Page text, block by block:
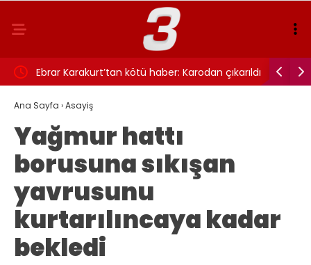
Ebrar Karakurt’tan kötü haber: Karodan çıkarıldı
Ana Sayfa ›Asayiş
Yağmur hattı
borusuna sıkışan
yavrusunu
kurtarılıncaya kadar
bekledi